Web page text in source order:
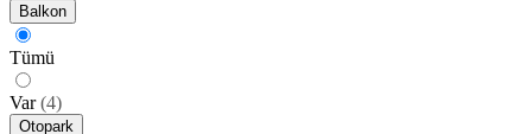
Balkon
Tümü
Var (4)
Otopark